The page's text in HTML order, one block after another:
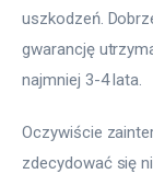
uszkodzeń.
gwarancję
najmniej 3-4 lata.
Oczywiście
zdecydować się